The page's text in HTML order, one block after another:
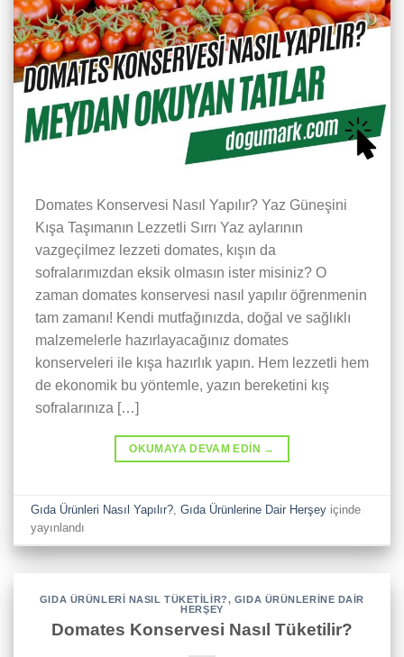
Domates Konservesi Nasıl Yapılır? Yaz Güneşini
Kışa Taşımanın Lezzetli Sırrı Yaz aylarının
vazgeçilmez lezzeti domates, kışın da
sofralarımızdan eksik olmasın ister misiniz? O
zaman domates konservesi nasıl yapılır öğrenmenin
tam zamanı! Kendi mutfağınızda, doğal ve sağlıklı
malzemelerle hazırlayacağınız domates
konserveleri ile kışa hazırlık yapın. Hem lezzetli hem
de ekonomik bu yöntemle, yazın bereketini kış
sofralarınıza […]
OKUMAYA DEVAM EDIN →
Gıda Ürünleri Nasıl Yapılır? ,Gıda Ürünlerine Dair Herşey içinde
yayınlandı
GIDA ÜRÜNLERI NASIL TÜKETILIR?, GIDA ÜRÜNLERINE DAIR
HERŞEY
Domates Konservesi Nasıl Tüketilir?